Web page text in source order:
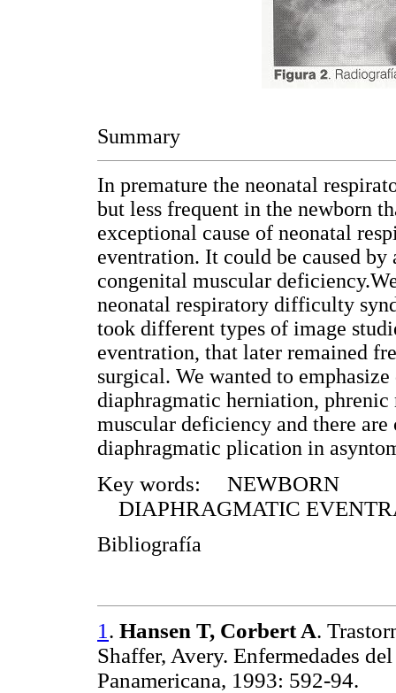
Summary
In premature the neonatal
but less frequent in the newborn
exceptional cause of neonatal
eventration. It could be caused
congenital muscular
neonatal respiratory difficulty
took different types of image
eventration, that later remained
surgical. We wanted to
diaphragmatic herniation,
muscular deficiency and there
diaphragmatic plication in
Key words: NEWBORN
DIAPHRAGMATIC
Bibliografía
1 . Hansen T, Corbert A.
Shaffer, Avery. Enfermedades
Panamericana, 1993: 592-94.